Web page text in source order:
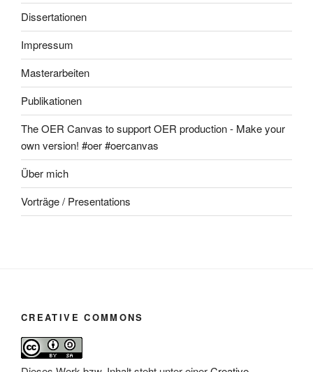
Dissertationen
Impressum
Masterarbeiten
Publikationen
The OER Canvas to support OER production - Make your
own version! #oer #oercanvas
Über mich
Vorträge / Presentations
CREATIVE COMMONS